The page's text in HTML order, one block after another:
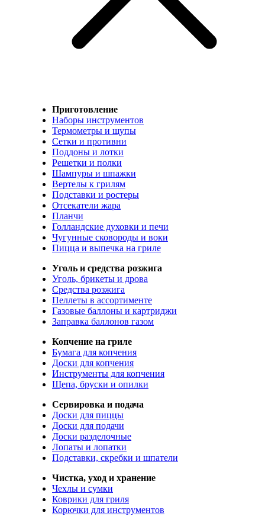
Приготовление
Наборы инструментов
Термометры и щупы
Сетки и противни
Поддоны и лотки
Решетки и полки
Шампуры и шпажки
Вертелы к грилям
Подставки и ростеры
Отсекатели жара
Планчи
Голландские духовки и печи
Чугунные сковороды и воки
Пицца и выпечка на гриле
Уголь и средства розжига
Уголь, брикеты и дрова
Средства розжига
Пеллеты в ассортименте
Газовые баллоны и картриджи
Заправка баллонов газом
Копчение на гриле
Бумага для копчения
Доски для копчения
Инструменты для копчения
Щепа, бруски и опилки
Сервировка и подача
Доски для пиццы
Доски для подачи
Доски разделочные
Лопаты и лопатки
Подставки, скребки и шпатели
Чистка, уход и хранение
Чехлы и сумки
Коврики для гриля
Корючки для инструментов